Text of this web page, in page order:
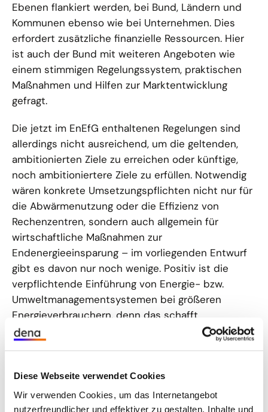
Diese Webseite verwendet Cookies
Wir verwenden Cookies, um das Internetangebot
nutzerfreundlicher und effektiver zu gestalten, Inhalte und
Ebenen flankiert werden, bei Bund, Ländern und
Kommunen ebenso wie bei Unternehmen. Dies
erfordert zusätzliche finanzielle Ressourcen. Hier
ist auch der Bund mit weiteren Angeboten wie
einem stimmigen Regelungssystem, praktischen
Maßnahmen und Hilfen zur Marktentwicklung
gefragt.
Die jetzt im EnEfG enthaltenen Regelungen sind
allerdings nicht ausreichend, um die geltenden,
ambitionierten Ziele zu erreichen oder künftige,
noch ambitioniertere Ziele zu erfüllen. Notwendig
wären konkrete Umsetzungspflichten nicht nur für
die Abwärmenutzung oder die Effizienz von
Rechenzentren, sondern auch allgemein für
wirtschaftliche Maßnahmen zur
Endenergieeinsparung – im vorliegenden Entwurf
gibt es davon nur noch wenige. Positiv ist die
verpflichtende Einführung von Energie- bzw.
Umweltmanagementsystemen bei größeren
Energieverbrauchern, denn das schafft
Transparenz und ist häufig der erste Schritt zu
Viele wichtige Energieeffizienzthemen fehlen aber
auch im aktuellen EnEfG-Entwurf: Um weitere
Effizienzpotenziale zu erschließen, sollten auch